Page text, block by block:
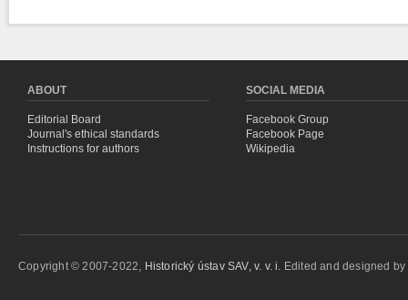
ABOUT
Editorial Board
Journal's ethical standards
Instructions for authors
SOCIAL MEDIA
Facebook Group
Facebook Page
Wikipedia
Copyright © 2007-2022, Historický ústav SAV, v. v. i. Edited and designed by